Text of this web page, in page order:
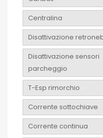
Centralina
Disattivazione
Disattivazione sensori
parcheggio
T-Esp rimorchio
Corrente sottochiave
Corrente continua